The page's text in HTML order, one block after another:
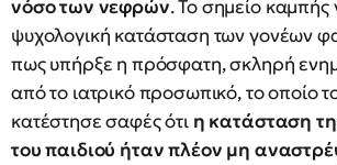
νόσο των νεφρών. Το σημείο καμπής
ψυχολογική κατάσταση των γονέων
πως υπήρξε η πρόσφατη, σκληρή
από το ιατρικό προσωπικό, το οποίο
κατέστησε σαφές ότι η κατάσταση
του παιδιού ήταν πλέον μη